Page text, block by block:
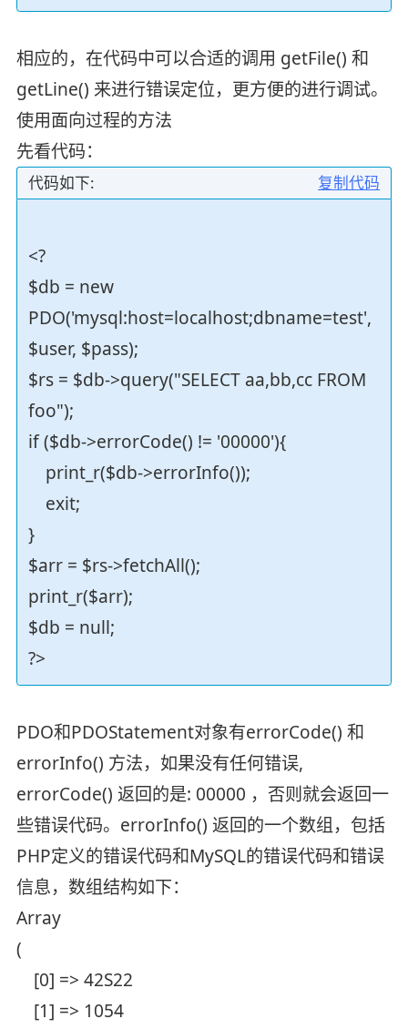
相应的，在代码中可以合适的调用 getFile() 和
getLine() 来进行错误定位，更方便的进行调试。
使用面向过程的方法
先看代码：
复制代码
代码如下:
<?
$db = new
PDO('mysql:host=localhost;dbname=test',
$user, $pass);
$rs = $db->query("SELECT aa,bb,cc FROM
foo");
if ($db->errorCode() != '00000'){
print_r($db->errorInfo());
exit;
}
$arr = $rs->fetchAll();
print_r($arr);
$db = null;
?>
PDO和PDOStatement对象有errorCode() 和
errorInfo() 方法，如果没有任何错误,
errorCode() 返回的是: 00000 ，否则就会返回一
些错误代码。errorInfo() 返回的一个数组，包括
PHP定义的错误代码和MySQL的错误代码和错误
信息，数组结构如下：
Array
(
[0] => 42S22
[1] => 1054